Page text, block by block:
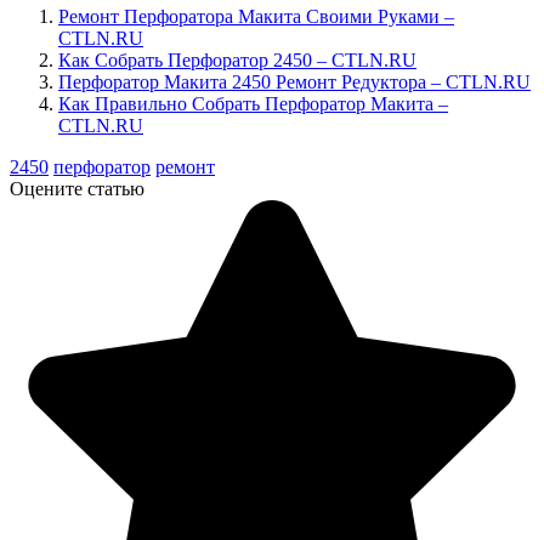
Ремонт Перфоратора Макита Своими Руками –
CTLN.RU
Как Собрать Перфоратор 2450 – CTLN.RU
Перфоратор Макита 2450 Ремонт Редуктора – CTLN.RU
Как Правильно Собрать Перфоратор Макита –
CTLN.RU
2450 перфоратор ремонт
Оцените статью